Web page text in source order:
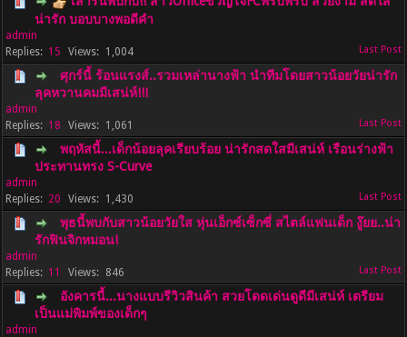
น่ารัก บอบบางพอดีคำ
admin
15
1,004
ศุกร์นี้ ร้อนแรงส์..รวมเหล่านางฟ้า นำทีมโดยสาวน้อยวัยน่ารัก
ลุคหวานคมมีเสน่ห์!!!
admin
18
1,061
พฤหัสนี้...เด็กน้อยลุคเรียบร้อย น่ารักสดใสมีเสน่ห์ เรือนร่างฟ้า
ประทานทรง S-Curve
admin
20
1,430
พุธนี้พบกับสาวน้อยวัยใส หุ่นเอ็กซ์เซ็กซี่ สไตล์แฟนเด็ก งู๊ยย..น่า
รักฟินจิกหมอน!
admin
11
846
อังคารนี้...นางแบบรีวิวสินค้า สวยโดดเด่นดูดีมีเสน่ห์ เตรียม
เป็นแม่พิมพ์ของเด็กๆ
admin